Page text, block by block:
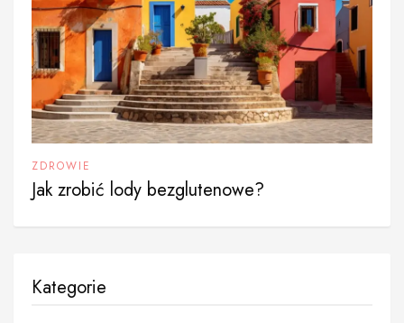
ZDROWIE
Jak zrobić lody bezglutenowe?
Kategorie